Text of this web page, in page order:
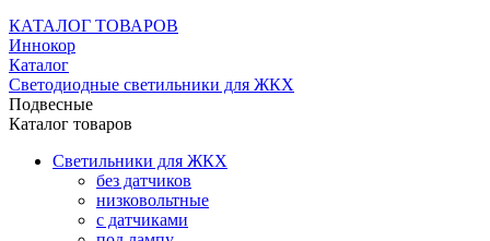
КАТАЛОГ ТОВАРОВ
Иннокор
Каталог
Светодиодные светильники для ЖКХ
Подвесные
Каталог товаров
Светильники для ЖКХ
без датчиков
низковольтные
с датчиками